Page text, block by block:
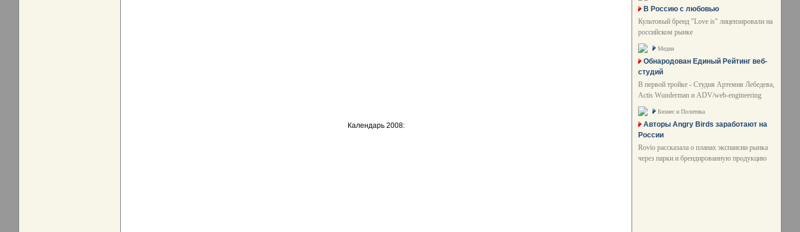
Календарь 2008:
В Россию с любовью
Культовый бренд "Love is" лицензировали на
российском рынке
Медиа
Обнародован Единый Рейтинг веб-
студий
В первой тройке - Студия Артемия Лебедева,
Actis Wunderman и ADV/web-engineering
Бизнес и Политика
Авторы Angry Birds заработают на
России
Rovio рассказала о планах экспансии рынка
через парки и брендированную продукцию